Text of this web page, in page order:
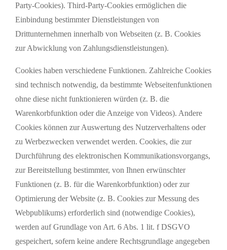
Party-Cookies). Third-Party-Cookies ermöglichen die
Einbindung bestimmter Dienstleistungen von
Drittunternehmen innerhalb von Webseiten (z. B. Cookies
zur Abwicklung von Zahlungsdienstleistungen).
Cookies haben verschiedene Funktionen. Zahlreiche Cookies
sind technisch notwendig, da bestimmte Webseitenfunktionen
ohne diese nicht funktionieren würden (z. B. die
Warenkorbfunktion oder die Anzeige von Videos). Andere
Cookies können zur Auswertung des Nutzerverhaltens oder
zu Werbezwecken verwendet werden. Cookies, die zur
Durchführung des elektronischen Kommunikationsvorgangs,
zur Bereitstellung bestimmter, von Ihnen erwünschter
Funktionen (z. B. für die Warenkorbfunktion) oder zur
Optimierung der Website (z. B. Cookies zur Messung des
Webpublikums) erforderlich sind (notwendige Cookies),
werden auf Grundlage von Art. 6 Abs. 1 lit. f DSGVO
gespeichert, sofern keine andere Rechtsgrundlage angegeben